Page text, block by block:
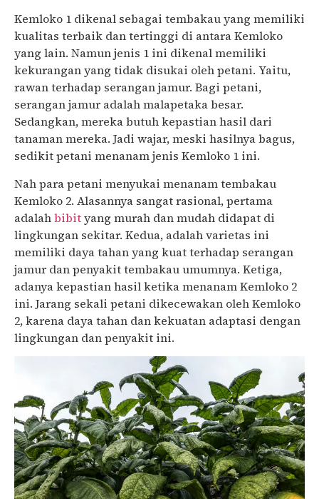
Kemloko 1 dikenal sebagai tembakau yang memiliki
kualitas terbaik dan tertinggi di antara Kemloko
yang lain. Namun jenis 1 ini dikenal memiliki
kekurangan yang tidak disukai oleh petani. Yaitu,
rawan terhadap serangan jamur. Bagi petani,
serangan jamur adalah malapetaka besar.
Sedangkan, mereka butuh kepastian hasil dari
tanaman mereka. Jadi wajar, meski hasilnya bagus,
sedikit petani menanam jenis Kemloko 1 ini.
Nah para petani menyukai menanam tembakau
Kemloko 2. Alasannya sangat rasional, pertama
adalahbibityang murah dan mudah didapat di
lingkungan sekitar. Kedua, adalah varietas ini
memiliki daya tahan yang kuat terhadap serangan
jamur dan penyakit tembakau umumnya. Ketiga,
adanya kepastian hasil ketika menanam Kemloko 2
ini. Jarang sekali petani dikecewakan oleh Kemloko
2, karena daya tahan dan kekuatan adaptasi dengan
lingkungan dan penyakit ini.